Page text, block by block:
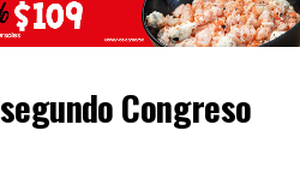
Congreso